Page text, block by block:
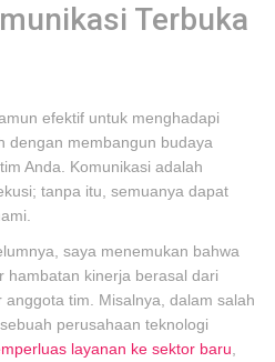
Terbuka
efektif untuk menghadapi
dengan membangun budaya
Anda. Komunikasi adalah
tanpa itu, semuanya dapat
saya menemukan bahwa
hambatan kinerja berasal dari
tim. Misalnya, dalam salah
perusahaan teknologi
layanan ke sektor baru